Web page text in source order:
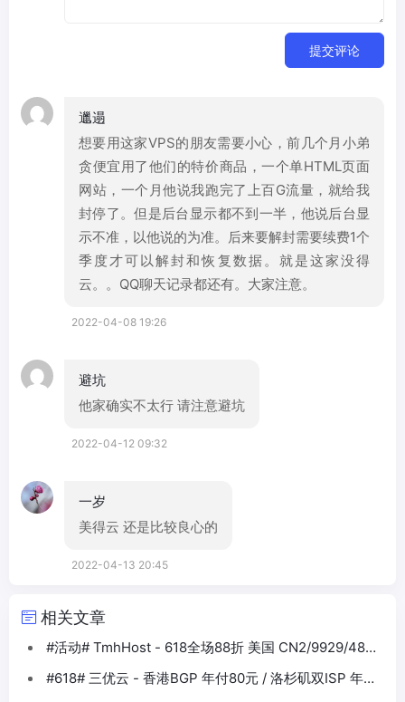
提交评论
邋遢
想要用这家VPS的朋友需要小心，前几个月小弟
贪便宜用了他们的特价商品，一个单HTML页面
网站，一个月他说我跑完了上百G流量，就给我
封停了。但是后台显示都不到一半，他说后台显
示不准，以他说的为准。后来要解封需要续费1个
季度才可以解封和恢复数据。就是这家没得
云。。QQ聊天记录都还有。大家注意。
2022-04-08 19:26
避坑
他家确实不太行 请注意避坑
2022-04-12 09:32
一岁
美得云 还是比较良心的
2022-04-13 20:45
相关文章
#活动# TmhHost - 618全场88折 美国 CN2/9929/4837
#618# 三优云 - 香港BGP 年付80元 / 洛杉矶双ISP 年付